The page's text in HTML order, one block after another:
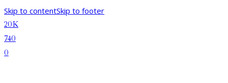
Skip to contentSkip to footer
20K
740
0